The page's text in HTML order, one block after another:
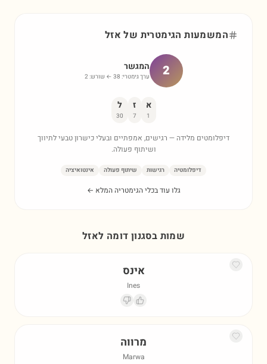
המשמעות הגימטרית של אזל
2 המגשר
ערך גימטרי: 38 ← שורש:2
א
1
ז
7
ל
30
דיפלומטים מלידה — רגישים, אמפתיים ובעלי כישרון טבעי לתיווך
ושיתוף פעולה.
דיפלומטיה רגישות שיתוף פעולה אינטואיציה
גלו עוד בכלי הגימטריה המלא ←
שמות בסגנון דומה לאזל
אינס
Ines
מרווה
Marwa